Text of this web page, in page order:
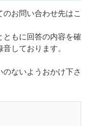
お問い合わせ先はこ
ともに回答の内容を確
しております。
ないようおかけ下さ